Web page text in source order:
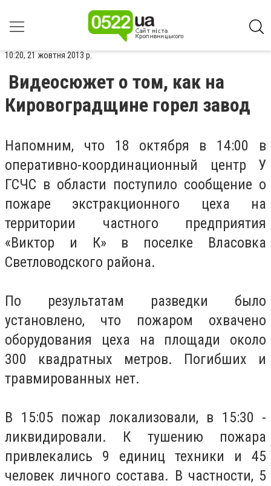
10:20, 21 жовтня 2013 р.
Видеосюжет о том, как на
Кировоградщине горел завод
Напомним, что 18 октября в 14:00 в
оперативно-координационный центр У
ГСЧС в области поступило сообщение о
пожаре экстракционного цеха на
территории частного предприятия
«Виктор и К» в поселке Власовка
Светловодского района.
По результатам разведки было
установлено, что пожаром охвачено
оборудования цеха на площади около
300 квадратных метров. Погибших и
травмированных нет.
В 15:05 пожар локализовали, в 15:30 -
ликвидировали. К тушению пожара
привлекались 9 единиц техники и 45
человек личного состава. В частности, 5